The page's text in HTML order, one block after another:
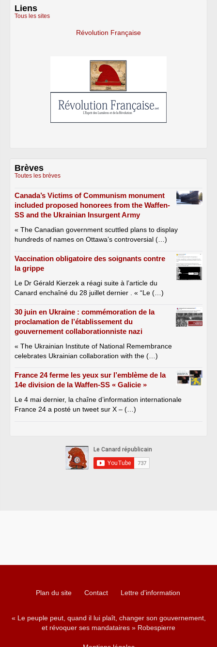
Liens
Tous les sites
Révolution Française
Brèves
Toutes les brèves
Canada’s Victims of Communism monument
included proposed honorees from the Waffen-
SS and the Ukrainian Insurgent Army
« The Canadian government scuttled plans to display
hundreds of names on Ottawa’s controversial (…)
Vaccination obligatoire des soignants contre
la grippe
Le Dr Gérald Kierzek a réagi suite à l’article du
Canard enchaîné du 28 juillet dernier . « “Le (…)
30 juin en Ukraine : commémoration de la
proclamation de l’établissement du
gouvernement collaborationniste nazi
« The Ukrainian Institute of National Remembrance
celebrates Ukrainian collaboration with the (…)
France 24 ferme les yeux sur l’emblème de la
14e division de la Waffen-SS « Galicie »
Le 4 mai dernier, la chaîne d’information internationale
France 24 a posté un tweet sur X – (…)
Plan du site Contact Lettre d'information
« Le peuple peut, quand il lui plaît, changer son gouvernement,
et révoquer ses mandataires » Robespierre